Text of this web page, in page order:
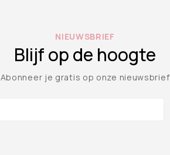
NIEUWSBRIEF
Blijf op de hoogte
Abonneer je gratis op onze nieuwsbrief